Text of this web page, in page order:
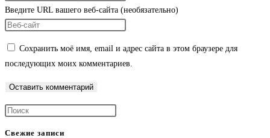
Введите URL вашего веб-сайта (необязательно)
Сохранить моё имя, email и адрес сайта в этом браузере для
последующих моих комментариев.
Свежие записи